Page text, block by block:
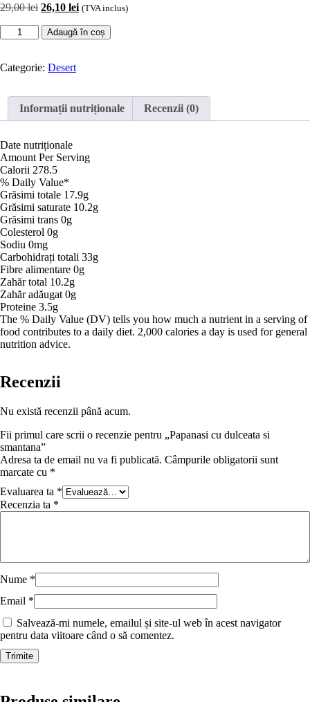
29,00lei Prețul
26,10 leiPrețul
este:
(TVA inclus)
Cantitate
Papanasi
dulceata
Adaugă în coș
Categorie: Desert
Informații nutriționale Recenzii (0)
Date nutriționale
Amount Per Serving
Calorii 278.5
% Daily Value*
Grăsimi totale 17.9g
Grăsimi saturate 10.2g
Grăsimi trans 0g
Colesterol 0g
Sodiu 0mg
Carbohidrați totali 33g
Fibre alimentare 0g
Zahăr total 10.2g
Zahăr adăugat 0g
Proteine 3.5g
The % Daily Value (DV) tells you how much a nutrient in a serving of
food contributes to a daily diet. 2,000 calories a day is used for general
nutrition advice.
Recenzii
Nu există recenzii până acum.
Fii primul care scrii o recenzie pentru „Papanasi cu dulceata si
smantana”
Adresa ta de email nu va fi publicată. Câmpurile obligatorii sunt
marcate cu *
Evaluarea ta *
Recenzia ta *
Nume *
Email *
Salvează-mi numele, emailul și site-ul web în acest navigator
pentru data viitoare când o să comentez.